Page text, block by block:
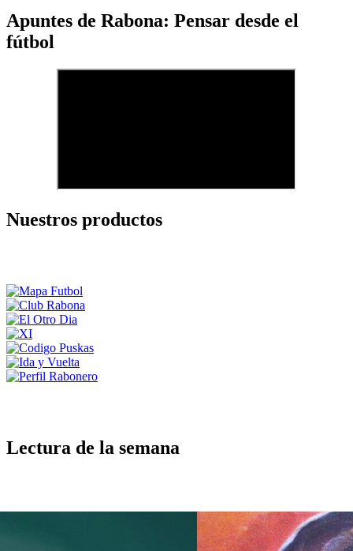
Apuntes de Rabona: Pensar desde el
fútbol
Nuestros productos
Lectura de la semana